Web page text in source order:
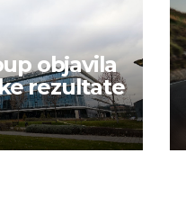
objavila
rezultate